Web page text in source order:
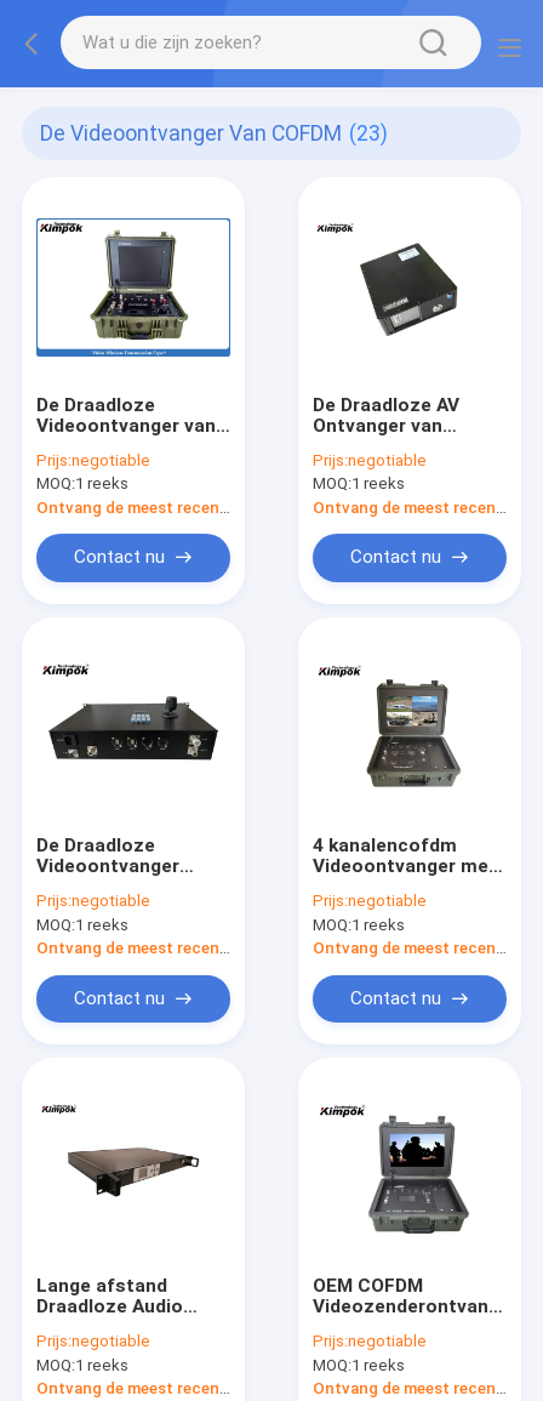
De Videoontvanger Van COFDM (23)
De Draadloze
Videoontvanger van
Prijs:negotiable
MOQ:1 reeks
Contact nu
De Draadloze AV
Ontvanger van
Prijs:negotiable
MOQ:1 reeks
Contact nu
De Draadloze
Videoontvanger
van HD COFDM met
Controlemechanisme
Prijs:negotiable
MOQ:1 reeks
Contact nu
4 kanalencofdm
Videoontvanger met
Vertonings
Draadloze OEM
Prijs:negotiable
MOQ:1 reeks
Contact nu
Lange afstand
Draadloze Audio
Volledige HD 1080P
300MHz-4400MHz
Prijs:negotiable
MOQ:1 reeks
Ontvang de meest recente Prijs
OEM COFDM
Videozenderontvanger,
Afzenderontvanger
Draadloze HD SDI
CVBS
Prijs:negotiable
MOQ:1 reeks
Ontvang de meest recente Prijs